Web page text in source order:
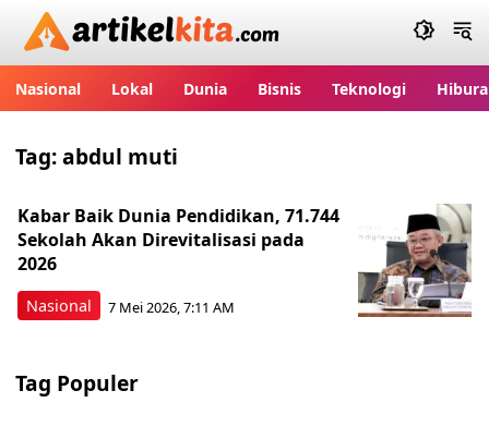
Artikelkita.com
Nasional Lokal Dunia Bisnis Teknologi
Tag:abdul muti
Nasional
Kabar Baik Dunia Pendidikan, 71.744
Sekolah Akan Direvitalisasi pada
2026
7 Mei 2026, 7:11 AM
Tag Populer